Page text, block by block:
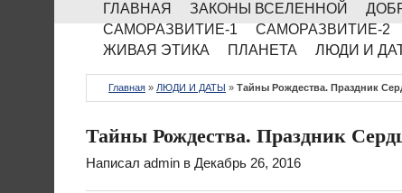
ГЛАВНАЯ ЗАКОНЫ ВСЕЛЕННОЙ
САМОРАЗВИТИЕ-1
САМОРАЗВИТИЕ-2
ЖИВАЯ ЭТИКА
ПЛАНЕТА ЛЮДИ И
Главная » ЛЮДИ И ДАТЫ » Тайны Рождества. Праздник
Тайны Рождества. Праздник
Написал admin в Декабрь 26, 2016